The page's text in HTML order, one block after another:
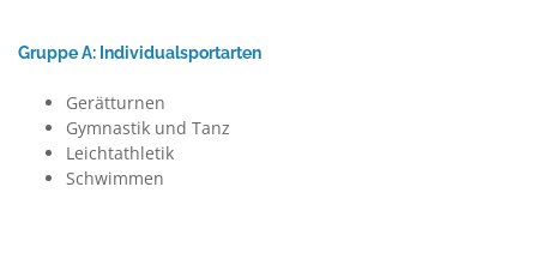
Gruppe A: Individualsportarten
Gerätturnen
Gymnastik und Tanz
Leichtathletik
Schwimmen